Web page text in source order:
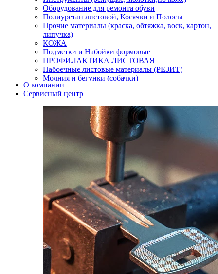
Оборудование для ремонта обуви
Полиуретан листовой, Косячки и Полосы
Прочие материалы (краска, обтяжка, воск, картон,
липучка)
КОЖА
Подметки и Набойки формовые
ПРОФИЛАКТИКА ЛИСТОВАЯ
Набоечные листовые материалы (РЕЗИТ)
Молния и бегунки (собачки)
Нитки,иглы-шило,крючки.
Уход и косметика для обуви
Кнопки (магнитые,кобурные)
Пряжки для ремня
О компании
Сервисный центр